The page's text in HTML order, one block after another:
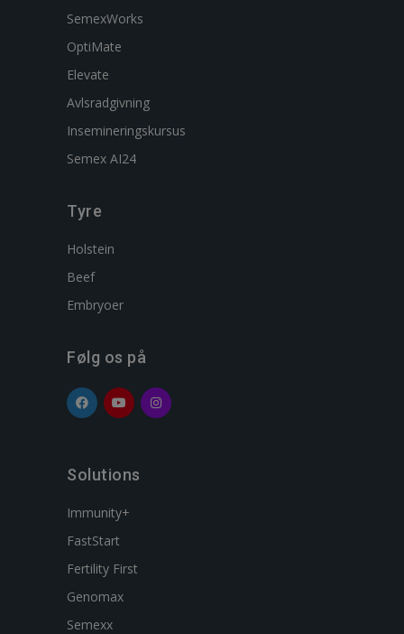
SemexWorks
OptiMate
Elevate
Avlsradgivning
Insemineringskursus
Semex AI24
Tyre
Holstein
Beef
Embryoer
Følg os på
Solutions
Immunity+
FastStart
Fertility First
Genomax
Semexx